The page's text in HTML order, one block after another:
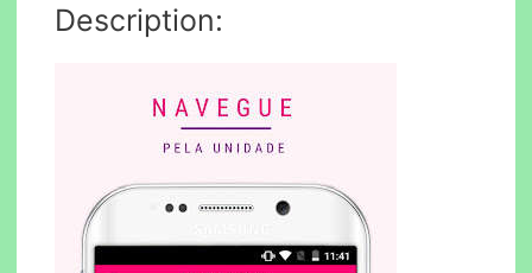
Description: